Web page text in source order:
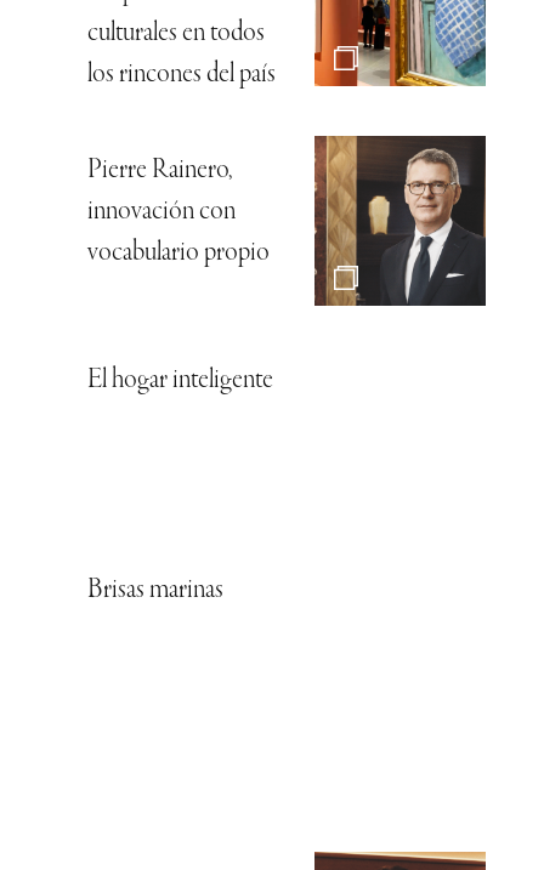
culturales en todos
los rincones del país
Pierre Rainero,
innovación con
vocabulario propio
El hogar inteligente
Brisas marinas